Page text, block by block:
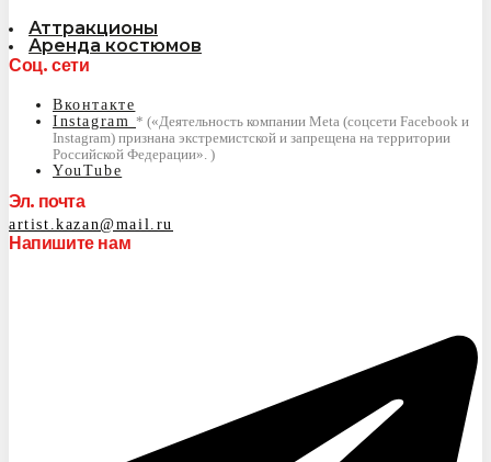
Аттракционы
Аренда костюмов
Соц. сети
Вконтакте
Instagram
YouTube
Эл. почта
artist.kazan@mail.ru
Напишите нам